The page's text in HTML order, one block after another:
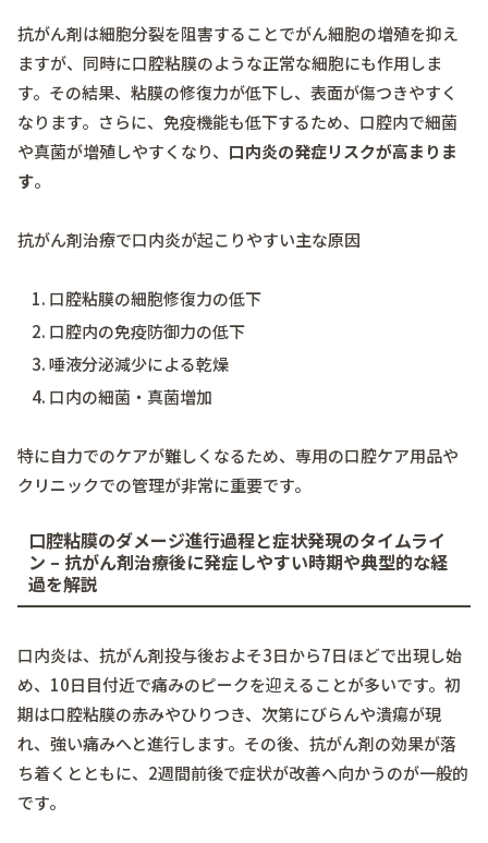
抗がん剤は細胞分裂を阻害することでがん細胞の増殖を抑え
ますが、同時に口腔粘膜のような正常な細胞にも作用しま
す。その結果、粘膜の修復力が低下し、表面が傷つきやすく
なります。さらに、免疫機能も低下するため、口腔内で細菌
や真菌が増殖しやすくなり、 口内炎の発症リスクが高まりま
す。
抗がん剤治療で口内炎が起こりやすい主な原因
口腔粘膜の細胞修復力の低下
口腔内の免疫防御力の低下
唾液分泌減少による乾燥
口内の細菌・真菌増加
特に自力でのケアが難しくなるため、専用の口腔ケア用品や
クリニックでの管理が非常に重要です。
口腔粘膜のダメージ進行過程と症状発現のタイムライ
ン – 抗がん剤治療後に発症しやすい時期や典型的な経
過を解説
口内炎は、抗がん剤投与後およそ3日から7日ほどで出現し始
め、10日目付近で痛みのピークを迎えることが多いです。初
期は口腔粘膜の赤みやひりつき、次第にびらんや潰瘍が現
れ、強い痛みへと進行します。その後、抗がん剤の効果が落
ち着くとともに、2週間前後で症状が改善へ向かうのが一般的
です。